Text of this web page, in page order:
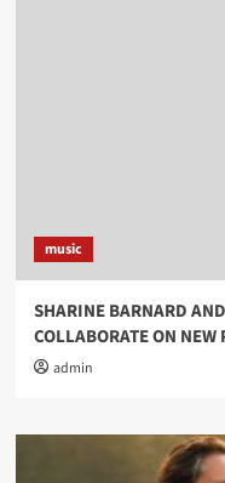
music
SHARINE BARNARD
COLLABORATE ON
admin